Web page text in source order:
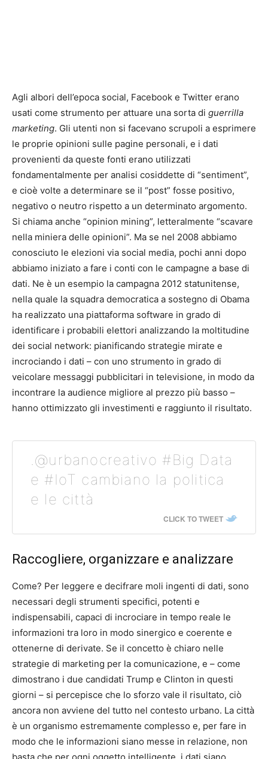
Agli albori dell’epoca social, Facebook e Twitter erano
usati come strumento per attuare una sorta di guerrilla
marketing. Gli utenti non si facevano scrupoli a esprimere
le proprie opinioni sulle pagine personali, e i dati
provenienti da queste fonti erano utilizzati
fondamentalmente per analisi cosiddette di “sentiment”,
e cioè volte a determinare se il “post” fosse positivo,
negativo o neutro rispetto a un determinato argomento.
Si chiama anche “opinion mining”, letteralmente “scavare
nella miniera delle opinioni”. Ma se nel 2008 abbiamo
conosciuto le elezioni via social media, pochi anni dopo
abbiamo iniziato a fare i conti con le campagne a base di
dati. Ne è un esempio la campagna 2012 statunitense,
nella quale la squadra democratica a sostegno di Obama
ha realizzato una piattaforma software in grado di
identificare i probabili elettori analizzando la moltitudine
dei social network: pianificando strategie mirate e
incrociando i dati – con uno strumento in grado di
veicolare messaggi pubblicitari in televisione, in modo da
incontrare la audience migliore al prezzo più basso –
hanno ottimizzato gli investimenti e raggiunto il risultato.
.@urbanocreativo #Big Data
e #IoT cambiano la politica
e le città
CLICK TO TWEET
Raccogliere, organizzare e analizzare
Come? Per leggere e decifrare moli ingenti di dati, sono
necessari degli strumenti specifici, potenti e
indispensabili, capaci di incrociare in tempo reale le
informazioni tra loro in modo sinergico e coerente e
ottenerne di derivate. Se il concetto è chiaro nelle
strategie di marketing per la comunicazione, e – come
dimostrano i due candidati Trump e Clinton in questi
giorni – si percepisce che lo sforzo vale il risultato, ciò
ancora non avviene del tutto nel contesto urbano. La città
è un organismo estremamente complesso e, per fare in
modo che le informazioni siano messe in relazione, non